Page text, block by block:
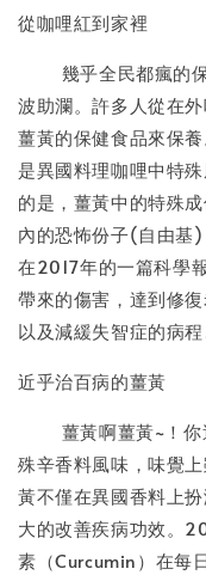
從咖哩紅到家裡
幾乎全民都瘋的保
波助瀾。許多人從在
薑黃的保健食品來保
是異國料理咖哩中特
的是，薑黃中的特殊
內的恐怖份子(自由基)
在2017年的一篇科學
帶來的傷害，達到修
以及減緩失智症的病
近乎治百病的薑黃
薑黃啊薑黃~！你
殊辛香料風味，味覺
黃不僅在異國香料上
大的改善疾病功效。
素（Curcumin）在每